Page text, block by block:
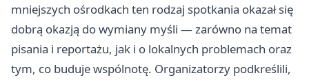
mniejszych ośrodkach ten rodzaj spotkania okazał się
dobrą okazją do wymiany myśli — zarówno na temat
pisania i reportażu, jak i o lokalnych problemach oraz
tym, co buduje wspólnotę. Organizatorzy podkreślili,